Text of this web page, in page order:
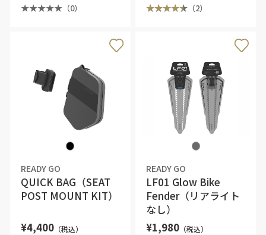
（0） （2）
READY GO
QUICK BAG（SEAT
POST MOUNT KIT）
¥4,400（税込）
READY GO
LF01 Glow Bike
Fender（リアライト
なし）
¥1,980 （税込）